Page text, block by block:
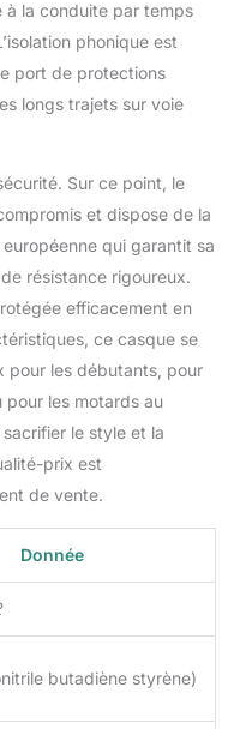
à la conduite par temps
phonique est
port de protections
longs trajets sur voie
Sur ce point, le
et dispose de la
qui garantit sa
résistance rigoureux.
efficacement en
ce casque se
pour les débutants, pour
pour les motards au
le style et la
prix est
de vente.
Donnée
butadiène styrène)